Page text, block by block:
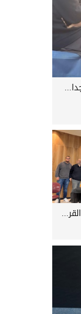
انطلاق الخطوات الأولى لمشروع أجدادنا التعاونيّ
مسابقة "مزامير الفرقان في تلاوة القرآن"